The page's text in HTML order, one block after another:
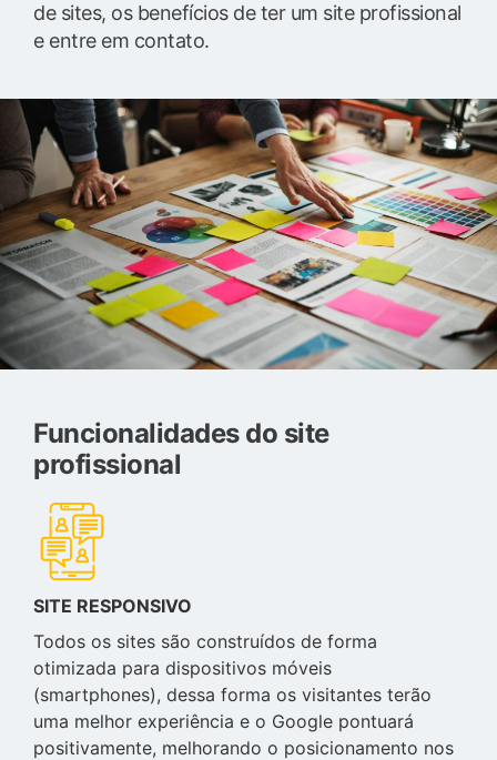
de sites, os benefícios de ter um site profissional
e entre em contato.
Funcionalidades do site
profissional
SITE RESPONSIVO
Todos os sites são construídos de forma
otimizada para dispositivos móveis
(smartphones), dessa forma os visitantes terão
uma melhor experiência e o Google pontuará
positivamente, melhorando o posicionamento nos